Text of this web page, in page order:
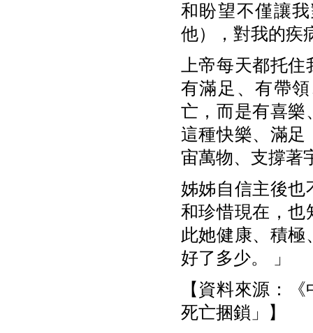
和盼望不僅讓
他），對我的疾
上帝每天都托
有滿足、有帶
亡，而是有喜樂
這種快樂、滿足
宙萬物、支撐著
姊姊自信主後也
和珍惜現在，也
此她健康、積
好了多少。 」
【資料來源：
死亡捆鎖」】